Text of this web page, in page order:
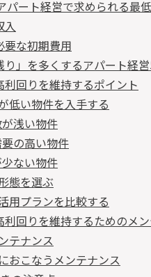
パート経営で求められる最
入
要な初期費用
」を多くするアパート経営
回りを維持するポイント
低い物件を入手する
浅い物件
の高い物件
ない物件
態を選ぶ
用プランを比較する
利回りを維持するためのメ
テナンス
おこなうメンテナンス